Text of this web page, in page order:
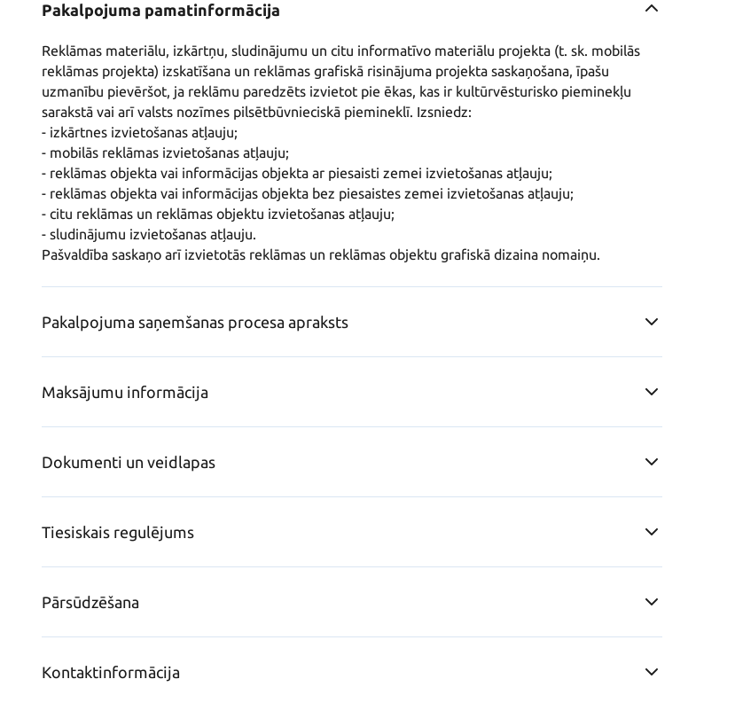
Pakalpojuma pamatinformācija
Reklāmas materiālu, izkārtņu, sludinājumu un citu informatīvo materiālu projekta (t. sk. mobilās
reklāmas projekta) izskatīšana un reklāmas grafiskā risinājuma projekta saskaņošana, īpašu
uzmanību pievēršot, ja reklāmu paredzēts izvietot pie ēkas, kas ir kultūrvēsturisko pieminekļu
sarakstā vai arī valsts nozīmes pilsētbūvnieciskā piemineklī. Izsniedz:
- izkārtnes izvietošanas atļauju;
- mobilās reklāmas izvietošanas atļauju;
- reklāmas objekta vai informācijas objekta ar piesaisti zemei izvietošanas atļauju;
- reklāmas objekta vai informācijas objekta bez piesaistes zemei izvietošanas atļauju;
- citu reklāmas un reklāmas objektu izvietošanas atļauju;
- sludinājumu izvietošanas atļauju.
Pašvaldība saskaņo arī izvietotās reklāmas un reklāmas objektu grafiskā dizaina nomaiņu.
Pakalpojuma saņemšanas procesa apraksts
Maksājumu informācija
Dokumenti un veidlapas
Tiesiskais regulējums
Pārsūdzēšana
Kontaktinformācija